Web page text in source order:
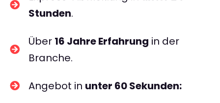
Stunden.
Über 16 Jahre Erfahrung in der
Branche.
Angebot in unter 60 Sekunden: